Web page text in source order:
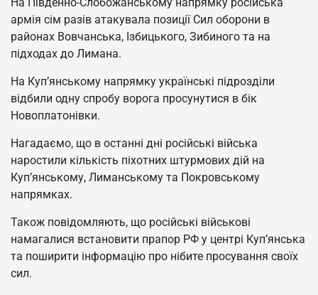
армія сім разів атакувала позиції Сил оборони в
районах Вовчанська, Ізбицького, Зибиного та на
підходах до Лимана.
На Куп’янському напрямку українські підрозділи
відбили одну спробу ворога просунутися в бік
Новоплатонівки.
Нагадаємо, що в останні дні російські війська
наростили кількість піхотних штурмових дій на
Куп’янському, Лиманському та Покровському
напрямках.
Також повідомляють, що російські військові
намагалися встановити прапор РФ у центрі Куп’янська
та поширити інформацію про нібите просування своїх
сил.